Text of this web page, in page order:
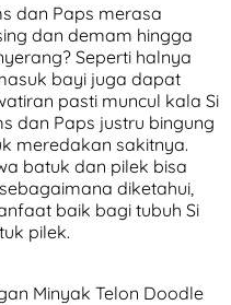
dan Paps merasa
dan demam hingga
Seperti halnya
bayi juga dapat
pasti muncul kala Si
dan Paps justru bingung
meredakan sakitnya.
batuk dan pilek bisa
diketahui,
baik bagi tubuh Si
pilek.
Minyak Telon Doodle